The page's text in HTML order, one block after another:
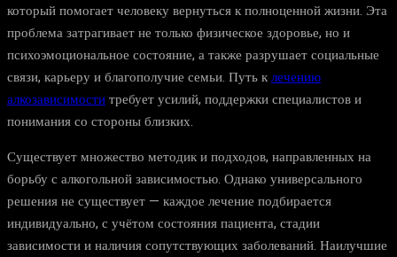
который помогает человеку вернуться к полноценной жизни. Эта
проблема затрагивает не только физическое здоровье, но и
психоэмоциональное состояние, а также разрушает социальные
связи, карьеру и благополучие семьи. Путь клечению
алкозависимоститребует усилий, поддержки специалистов и
понимания со стороны близких.
Существует множество методик и подходов, направленных на
борьбу с алкогольной зависимостью. Однако универсального
решения не существует — каждое лечение подбирается
индивидуально, с учётом состояния пациента, стадии
зависимости и наличия сопутствующих заболеваний. Наилучшие